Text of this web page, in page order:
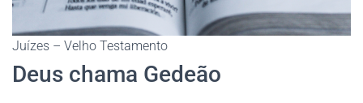
Juízes – Velho Testamento
Deus chama Gedeão